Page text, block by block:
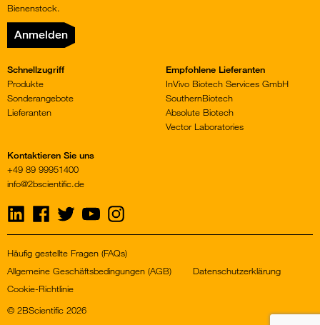
Bienenstock.
Anmelden
Schnellzugriff
Produkte
Sonderangebote
Lieferanten
Empfohlene Lieferanten
InVivo Biotech Services GmbH
SouthernBiotech
Absolute Biotech
Vector Laboratories
Kontaktieren Sie uns
+49 89 99951400
info@2bscientific.de
Visit
us
on
Visit
on
Visit
us
on
Visit
us
on
Visit
us
on
© 2BScientific 2026
Häufig gestellte Fragen (FAQs)
Allgemeine Geschäftsbedingungen (AGB)
Datenschutzerklärung
Cookie-Richtlinie